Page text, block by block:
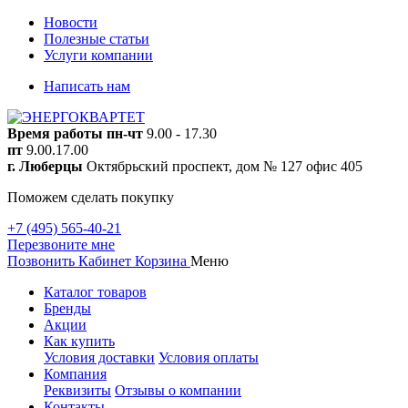
Новости
Полезные статьи
Услуги компании
Написать нам
Время работы пн-чт 9.00 - 17.30
пт 9.00.17.00
г. Люберцы Октябрьский проспект, дом № 127 офис 405
Поможем сделать покупку
+7 (495) 565-40-21
Перезвоните мне
Позвонить Кабинет Корзина Меню
Каталог товаров
Бренды
Акции
Как купить
Условия доставки Условия оплаты
Компания
Реквизиты Отзывы о компании